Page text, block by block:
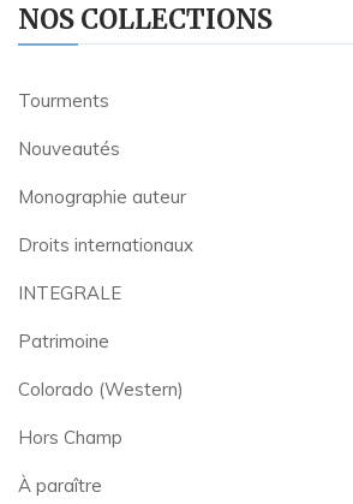
NOS COLLECTIONS
Tourments
Nouveautés
Monographie auteur
Droits internationaux
INTEGRALE
Patrimoine
Colorado (Western)
Hors Champ
À paraître